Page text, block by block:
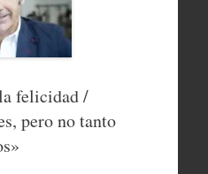
felicidad /
pero no tanto